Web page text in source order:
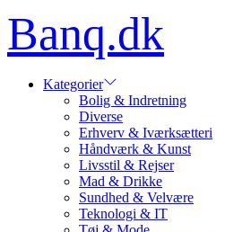
to
content
Banq.dk
Kategorier
Bolig & Indretning
Diverse
Erhverv & Iværksætteri
Håndværk & Kunst
Livsstil & Rejser
Mad & Drikke
Sundhed & Velvære
Teknologi & IT